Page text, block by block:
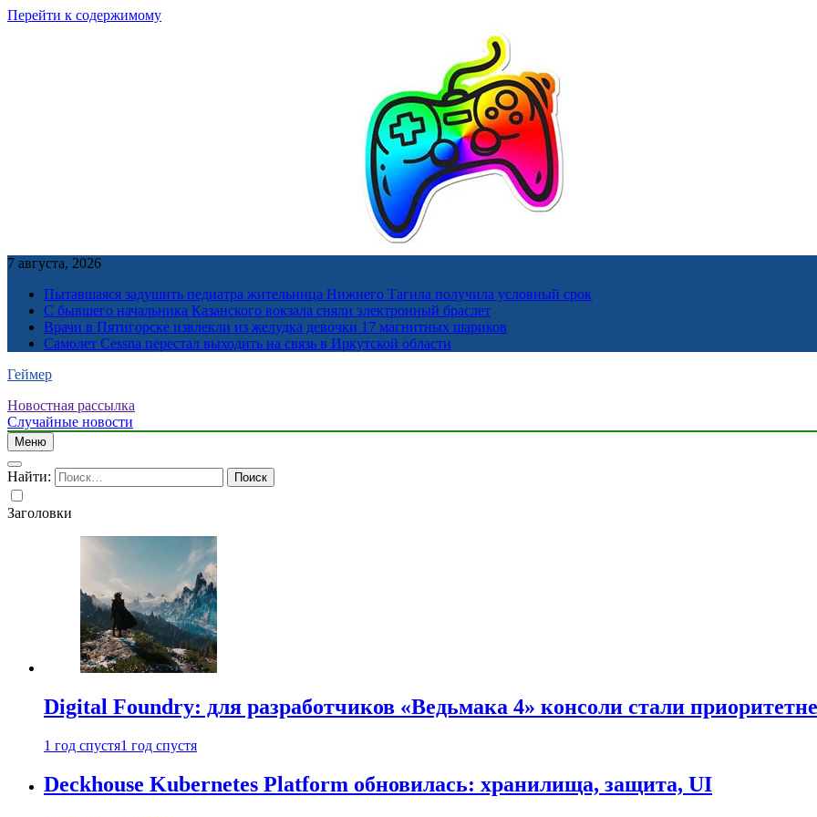
Перейти к содержимому
7 августа, 2026
Пытавшаяся задушить педиатра жительница Нижнего Тагила получила условный срок
С бывшего начальника Казанского вокзала сняли электронный браслет
Врачи в Пятигорске извлекли из желудка девочки 17 магнитных шариков
Самолет Cessna перестал выходить на связь в Иркутской области
Геймер
Новостная рассылка
Случайные новости
Меню
Найти:
Заголовки
Digital Foundry: для разработчиков «Ведьмака 4» консоли стали
1 год спустя1 год спустя
Deckhouse Kubernetes Platform обновилась: хранилища, защита, UI